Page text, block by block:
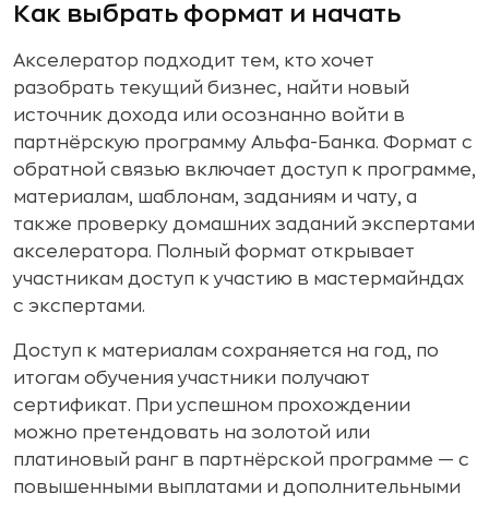
Как выбрать формат и начать
Акселератор подходит тем, кто хочет
разобрать текущий бизнес, найти новый
источник дохода или осознанно войти в
партнёрскую программу Альфа-Банка. Формат с
обратной связью включает доступ к программе,
материалам, шаблонам, заданиям и чату, а
также проверку домашних заданий экспертами
акселератора. Полный формат открывает
участникам доступ к участию в мастермайндах
с экспертами.
Доступ к материалам сохраняется на год, по
итогам обучения участники получают
сертификат. При успешном прохождении
можно претендовать на золотой или
платиновый ранг в партнёрской программе — с
повышенными выплатами и дополнительными